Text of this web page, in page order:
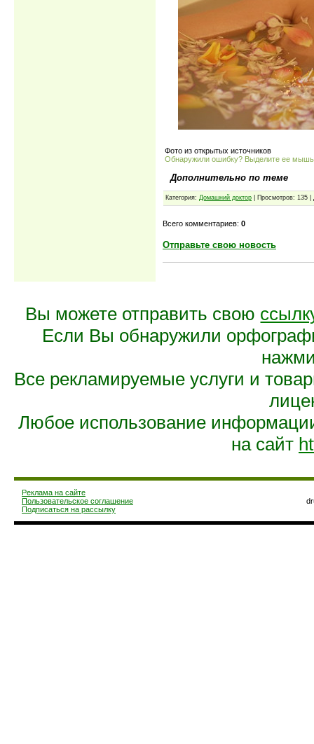
Фото из открытых источников
Обнаружили ошибку? Выделите ее
Дополнительно по теме
Категория: Домашний доктор | Просмотров: 135
Всего комментариев: 0
Отправьте свою новость
Вы можете отправить свою
Если Вы обнаружили
Все рекламируемые услуги и
Любое использование
на сайт
Реклама на сайте
Пользовательское соглашение
Подписаться на рассылку